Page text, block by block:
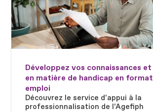
Développez vos connaissances
en matière de handicap en
emploi
Découvrez le service d'appui à la
professionnalisation de l'Agefiph